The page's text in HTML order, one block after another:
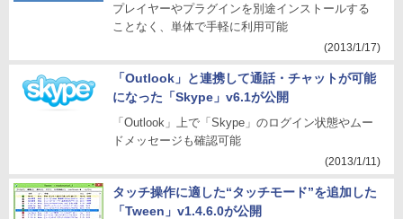
プレイヤーやプラグインを別途インストールする
ことなく、単体で手軽に利用可能
(2013/1/17)
「Outlook」と連携して通話・チャットが可能
になった「Skype」v6.1が公開
「Outlook」上で「Skype」のログイン状態やムー
ドメッセージも確認可能
(2013/1/11)
タッチ操作に適した“タッチモード”を追加した
「Tween」v1.4.6.0が公開